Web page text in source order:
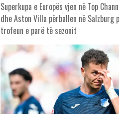
Superkupa e Europës vjen në Top
dhe Aston Villa përballen në Salzburg
trofeun e parë të sezonit